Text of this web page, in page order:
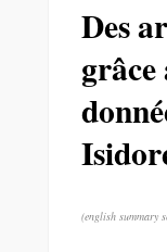
Des
grâce
(english summary